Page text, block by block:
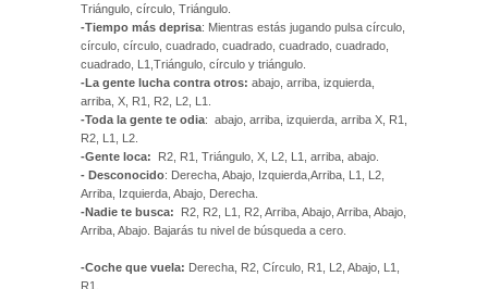
Triángulo, círculo, Triángulo.
-Tiempo más deprisa: Mientras estás jugando pulsa círculo,
círculo, círculo, cuadrado, cuadrado, cuadrado, cuadrado,
cuadrado, L1,Triángulo, círculo y triángulo.
-La gente lucha contra otros: abajo, arriba, izquierda,
arriba, X, R1, R2, L2, L1.
-Toda la gente te odia: abajo, arriba, izquierda, arriba X, R1,
R2, L1, L2.
-Gente loca:
R2, R1, Triángulo, X, L2, L1, arriba, abajo.
- Desconocido: Derecha, Abajo, Izquierda,Arriba, L1, L2,
Arriba, Izquierda, Abajo, Derecha.
-Nadie te busca:
R2, R2, L1, R2, Arriba, Abajo, Arriba, Abajo,
Arriba, Abajo. Bajarás tu nivel de búsqueda a cero.
-Coche que vuela: Derecha, R2, Círculo, R1, L2, Abajo, L1,
R1.